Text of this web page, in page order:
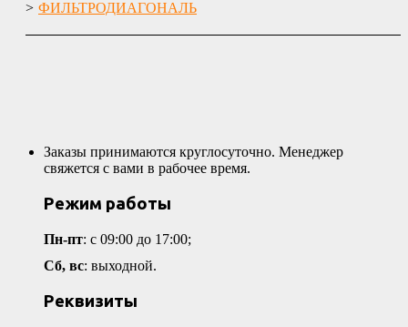
ФИЛЬТРОДИАГОНАЛЬ
Заказы принимаются круглосуточно. Менеджер
свяжется с вами в рабочее время.
Режим работы
Пн-пт: с 09:00 до 17:00;
Сб, вс: выходной.
Реквизиты